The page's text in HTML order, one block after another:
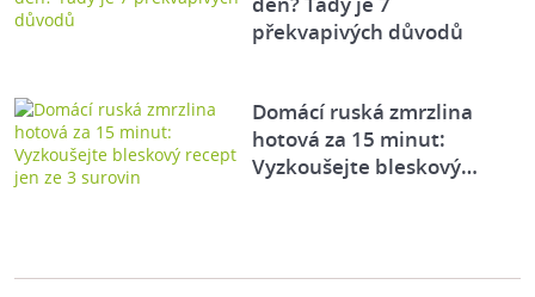
překvapivých důvodů
Domácí ruská zmrzlina
hotová za 15 minut:
Vyzkoušejte bleskový…